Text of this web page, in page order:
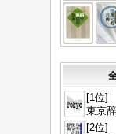
[1位]
東京
[2位]